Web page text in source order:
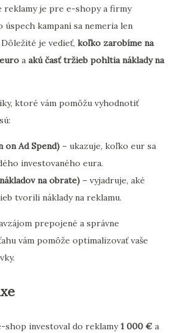
reklamy je pre e-shopy a firmy
úspech kampaní sa nemeria len
je vedieť, koľko zarobíme na
a akú časť tržieb pohltia náklady na
ktoré vám pomôžu vyhodnotiť
on Ad Spend) – ukazuje, koľko eur sa
investovaného eura.
na obrate) – vyjadruje, aké
tvorili náklady na reklamu.
prepojené a správne
vám pomôže optimalizovať vaše
shop investoval do reklamy1 000 € a